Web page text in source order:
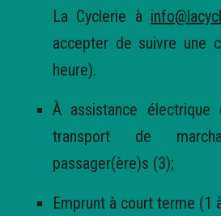
La Cyclerie à
accepter de suivre une
heure).
À assistance
transport de
passager(ère)s (3);
Emprunt à court terme (1